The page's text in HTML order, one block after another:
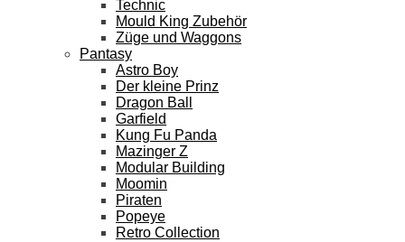
Technic
Mould King Zubehör
Züge und Waggons
Pantasy
Astro Boy
Der kleine Prinz
Dragon Ball
Garfield
Kung Fu Panda
Mazinger Z
Modular Building
Moomin
Piraten
Popeye
Retro Collection